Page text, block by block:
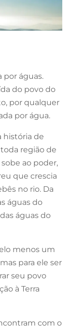
por águas.
do povo do
por qualquer
por água.
história de
região de
ao poder,
que crescia
no rio. Da
águas do
águas do
menos um
para ele ser
seu povo
à Terra
com o